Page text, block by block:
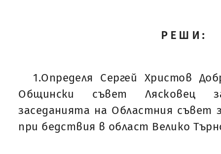
РЕШИ:
1.Определя Сергей Христов
Общински съвет Лясковец
заседанията на Областния съвет
при бедствия в област Велико